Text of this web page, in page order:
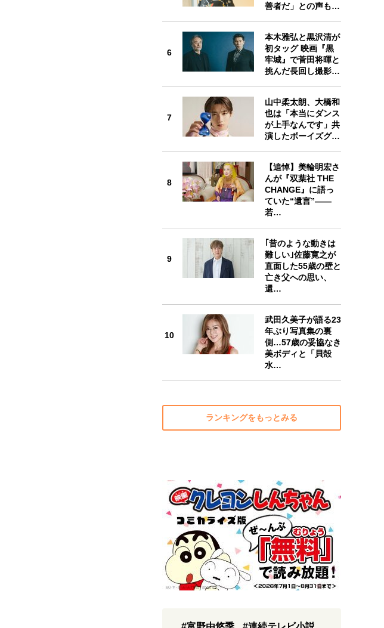
善者だ」との声も…
6
本木雅弘と黒沢清が
初タッグ 映画『黒
牢城』で菅田将暉と
挑んだ長回し撮影…
7
山中柔太朗、大橋和
也は「本当にダンス
が上手なんです」共
演したボーイズグ…
8
【追悼】美輪明宏さ
んが『双葉社 THE
CHANGE』に語っ
ていた“遺言”——
若…
9
｢昔のような動きは
難しい｣佐藤寛之が
直面した55歳の壁と
亡き父への思い、
還…
10
武田久美子が語る23
年ぶり写真集の裏
側…57歳の妥協なき
美ボディと「貝殻
水…
ランキングをもっとみる